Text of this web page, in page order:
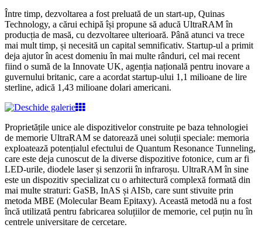
Între timp, dezvoltarea a fost preluată de un start-up, Quinas
Technology, a cărui echipă își propune să aducă UltraRAM în
producția de masă, cu dezvoltaree ulterioară. Până atunci va trece
mai mult timp, și necesită un capital semnificativ. Startup-ul a primit
deja ajutor în acest domeniu în mai multe rânduri, cel mai recent
fiind o sumă de la Innovate UK, agenția națională pentru inovare a
guvernului britanic, care a acordat startup-ului 1,1 milioane de lire
sterline, adică 1,43 milioane dolari americani.
Proprietățile unice ale dispozitivelor construite pe baza tehnologiei
de memorie UltraRAM se datorează unei soluții speciale: memoria
exploatează potențialul efectului de Quantum Resonance Tunneling,
care este deja cunoscut de la diverse dispozitive fotonice, cum ar fi
LED-urile, diodele laser și senzorii în infraroșu. UltraRAM în sine
este un dispozitiv specializat cu o arhitectură complexă formată din
mai multe straturi: GaSB, InAS și AISb, care sunt stivuite prin
metoda MBE (Molecular Beam Epitaxy). Această metodă nu a fost
încă utilizată pentru fabricarea soluțiilor de memorie, cel puțin nu în
centrele universitare de cercetare.